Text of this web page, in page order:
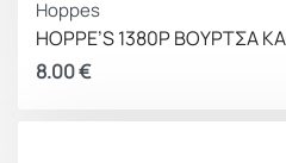
Hoppes
HOPPE’S 1380P ΒΟΥΡΤΣΑ
8.00€